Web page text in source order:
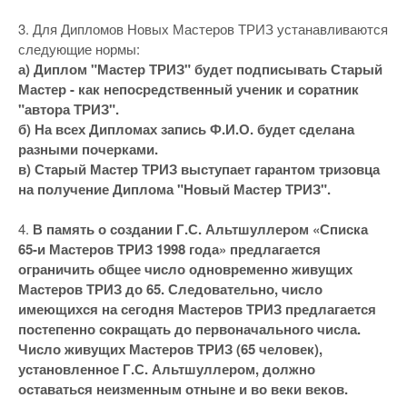
3. Для Дипломов Новых Мастеров ТРИЗ устанавливаются
следующие нормы:
а) Диплом "Мастер ТРИЗ" будет подписывать Старый
Мастер - как непосредственный ученик и соратник
"автора ТРИЗ".
б) На всех Дипломах запись Ф.И.О. будет сделана
разными почерками.
в) Старый Мастер ТРИЗ выступает гарантом тризовца
на получение Диплома "Новый Мастер ТРИЗ".
4. В память о создании Г.С. Альтшуллером «Списка
65-и Мастеров ТРИЗ 1998 года» предлагается
ограничить общее число одновременно живущих
Мастеров ТРИЗ до 65. Следовательно, число
имеющихся на сегодня Мастеров ТРИЗ предлагается
постепенно сокращать до первоначального числа.
Число живущих Мастеров ТРИЗ (65 человек),
установленное Г.С. Альтшуллером, должно
оставаться неизменным отныне и во веки веков.